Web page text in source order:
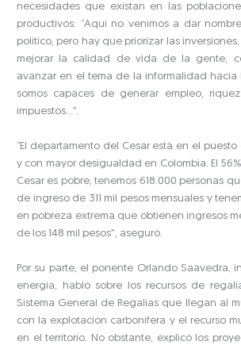
necesidades que existan en las
productivos: “Aquí no venimos a dar
político, pero hay que priorizar las
mejorar la calidad de vida de la gente,
avanzar en el tema de la informalidad hacia
somos capaces de generar empleo,
impuestos…”.
“El departamento del Cesar está en el
y con mayor desigualdad en Colombia. El
Cesar es pobre, tenemos 618.000 personas
de ingreso de 311 mil pesos mensuales y
en pobreza extrema que obtienen ingresos
de los 148 mil pesos”, aseguró.
Por su parte, el ponente Orlando Saavedra,
energía, habló sobre los recursos de
Sistema General de Regalías que llegan al
con la explotación carbonífera y el recurso
en el territorio. No obstante, explicó los